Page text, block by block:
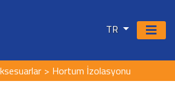
TR
Hortum İzolasyonu